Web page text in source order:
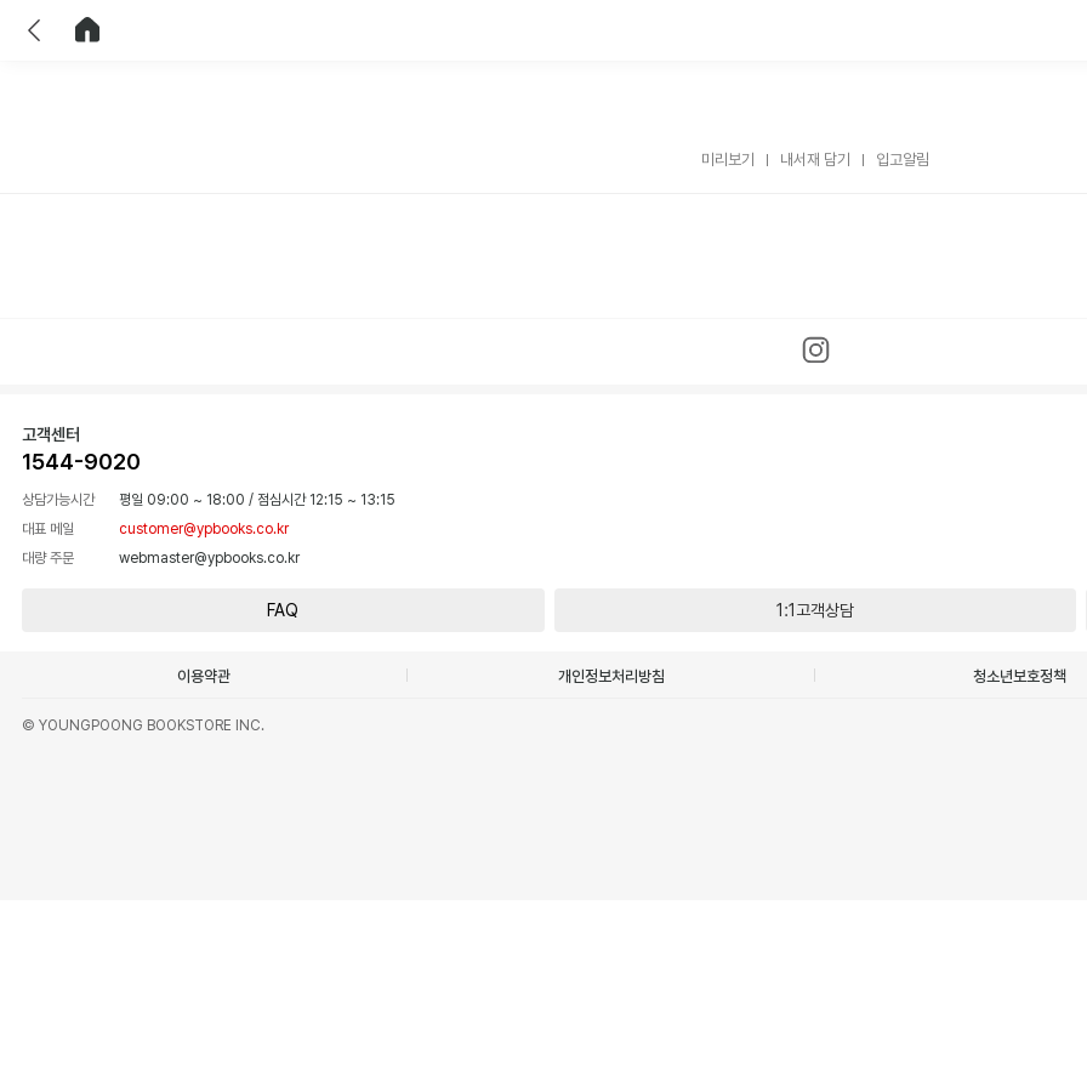
미리보기 내서재 담기 입고알림
고객센터
1544-9020
상담가능시간 평일 09:00 ~ 18:00 / 점심시간 12:15 ~ 13:15
대표 메일
customer@ypbooks.co.kr
대량 주문
webmaster@ypbooks.co.kr
FAQ 1:1고객상담
이용약관 개인정보처리방침 청소년보호정책
© YOUNGPOONG BOOKSTORE INC.